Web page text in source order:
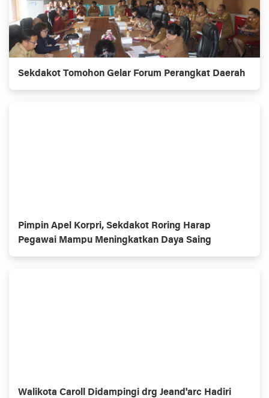
Sekdakot Tomohon Gelar Forum Perangkat Daerah
Pimpin Apel Korpri, Sekdakot Roring Harap
Pegawai Mampu Meningkatkan Daya Saing
Walikota Caroll Didampingi drg Jeand'arc Hadiri